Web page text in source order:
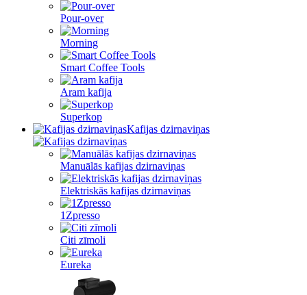
Pour-over
Morning
Smart Coffee Tools
Aram kafija
Superkop
Kafijas dzirnaviņas
Manuālās kafijas dzirnaviņas
Elektriskās kafijas dzirnaviņas
1Zpresso
Citi zīmoli
Eureka